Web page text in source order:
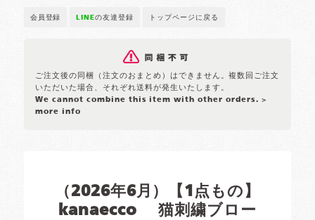
会員登録 LINEの友達登録 トップページに戻る
ご注文後の同梱（注文のおまとめ）はできません。複数回ご注文
いただいた場合、それぞれ送料が発生いたします。
We cannot combine this item with other orders. >
more info
（2026年6月）【1点もの】
kanaecco 猫刺繍ブロー